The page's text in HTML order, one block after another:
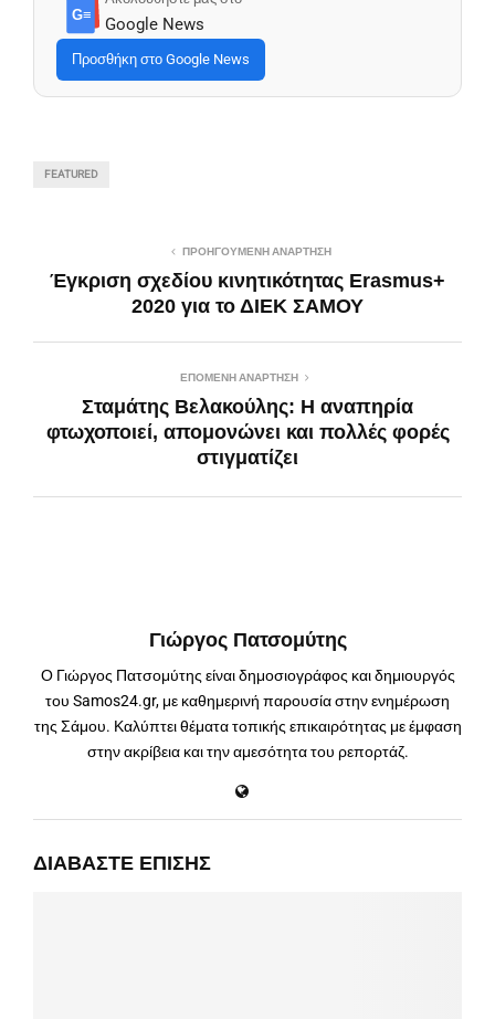
G≡
Google News
Προσθήκη στο Google News
FEATURED
ΠΡΟΗΓΟΎΜΕΝΗ ΑΝΆΡΤΗΣΗ
Έγκριση σχεδίου κινητικότητας Erasmus+
2020 για το ΔΙΕΚ ΣΑΜΟΥ
ΕΠΌΜΕΝΗ ΑΝΆΡΤΗΣΗ
Σταμάτης Βελακούλης: Η αναπηρία
φτωχοποιεί, απομονώνει και πολλές φορές
στιγματίζει
Γιώργος Πατσομύτης
Ο Γιώργος Πατσομύτης είναι δημοσιογράφος και δημιουργός
του Samos24.gr, με καθημερινή παρουσία στην ενημέρωση
της Σάμου. Καλύπτει θέματα τοπικής επικαιρότητας με έμφαση
στην ακρίβεια και την αμεσότητα του ρεπορτάζ.
ΔΙΑΒΆΣΤΕ ΕΠΊΣΗΣ